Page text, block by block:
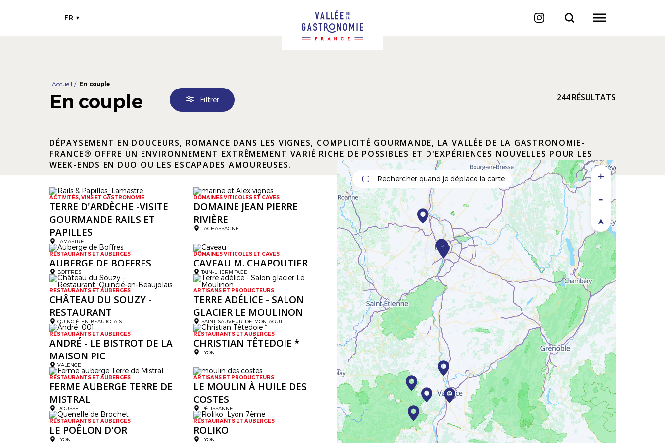
FR
Accueil En couple
En couple Filtrer 244 RÉSULTATS
DÉPAYSEMENT EN DOUCEURS, ROMANCE DANS LES VIGNES, COMPLICITÉ GOURMANDE, LA VALLÉE DE LA GASTRONOMIE-
FRANCE® OFFRE UN ENVIRONNEMENT EXTRÊMEMENT VARIÉ RICHE DE POSSIBLES ET D'EXPÉRIENCES NOUVELLES POUR LES
WEEK-ENDS EN DUO OU LES ESCAPADES AMOUREUSES.
ACTIVITÉS, VINS ET GASTRONOMIE
TERRE D'ARDÈCHE -VISITE
GOURMANDE RAILS ET
PAPILLES
LAMASTRE
DOMAINES VITICOLES ET CAVES
DOMAINE JEAN PIERRE
RIVIÈRE
LACHASSAGNE
RESTAURANTS ET AUBERGES
AUBERGE DE BOFFRES
BOFFRES
DOMAINES VITICOLES ET CAVES
CAVEAU M. CHAPOUTIER
TAIN-L'HERMITAGE
RESTAURANTS ET AUBERGES
CHÂTEAU DU SOUZY -
RESTAURANT
QUINCIÉ-EN-BEAUJOLAIS
ARTISANS ET PRODUCTEURS
TERRE ADÉLICE - SALON
GLACIER LE MOULINON
SAINT-SAUVEUR-DE-MONTAGUT
RESTAURANTS ET AUBERGES
ANDRÉ - LE BISTROT DE LA
MAISON PIC
VALENCE
RESTAURANTS ET AUBERGES
CHRISTIAN TÊTEDOIE *
LYON
RESTAURANTS ET AUBERGES
FERME AUBERGE TERRE DE
MISTRAL
ROUSSET
ARTISANS ET PRODUCTEURS
LE MOULIN À HUILE DES
COSTES
PÉLISSANNE
RESTAURANTS ET AUBERGES
LE POÊLON D'OR
LYON
RESTAURANTS ET AUBERGES
ROLIKO
LYON
Rechercher quand je déplace la carte